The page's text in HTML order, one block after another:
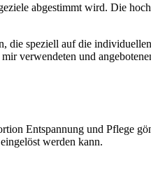
abgestimmt wird. Die
speziell auf die
verwendeten und
Entspannung und Pflege
werden kann.